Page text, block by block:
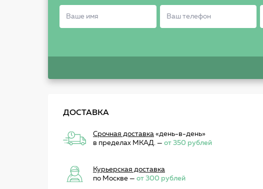
ДОСТАВКА
Срочная доставка «день-в-день»
в пределах МКАД. — от 350 рублей
Курьерская доставка
по Москве — от 300 рублей